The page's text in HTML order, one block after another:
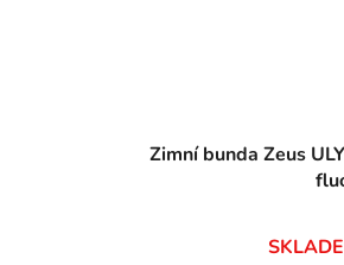
Zimní bunda Zeus